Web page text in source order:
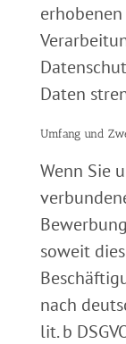
Daten
Umfang und
Wenn Sie
soweit
nach
lit. b